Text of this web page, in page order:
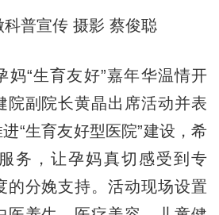
科普宣传 摄影 蔡俊聪
妈“生育友好”嘉年华温情开
院副院长黄晶出席活动并表
“生育友好型医院”建设，希
务，让孕妈真切感受到专
的分娩支持。活动现场设置